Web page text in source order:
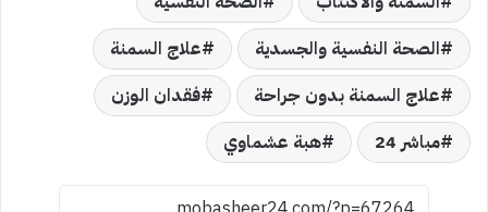
الصحة النفسية والجسدية
علاج السمنة
علاج السمنة بدون جراحة
فقدان الوزن
مباشر 24
هبة عشماوي